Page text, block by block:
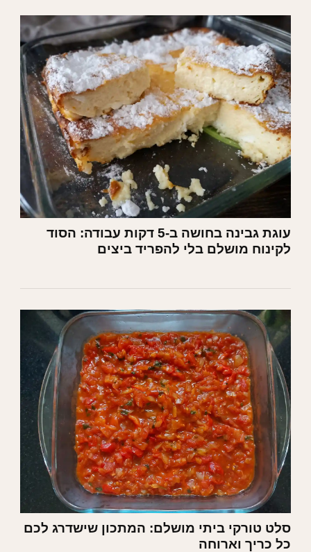
עוגת גבינה בחושה ב-5 דקות עבודה: הסוד
לקינוח מושלם בלי להפריד ביצים
סלט טורקי ביתי מושלם: המתכון שישדרג לכם
כל כריך וארוחה